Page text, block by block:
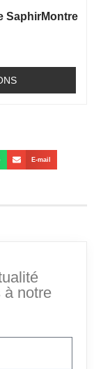
SaphirMontre
E-mail
à notre